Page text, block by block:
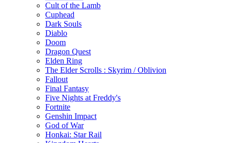
Cult of the Lamb
Cuphead
Dark Souls
Diablo
Doom
Dragon Quest
Elden Ring
The Elder Scrolls : Skyrim / Oblivion
Fallout
Final Fantasy
Five Nights at Freddy's
Fortnite
Genshin Impact
God of War
Honkai: Star Rail